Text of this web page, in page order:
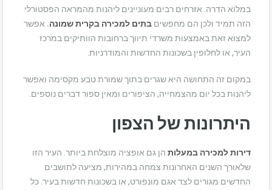
במלוא הדרה. אזרחים רבים מעוניינים ליהנות מהמראה הפסטורלי
הזה תמיד ולכן הם מחפשים בתים למכירה בקרית שמונה. אפשר
למצוא זאת באמצעות משרדי תיווך ברחובות הוותיקים במרכז
העיר, או לחלופין בשכונות החדשות והמודרניות.
במקום זה התחושה היא שגרים בתוך שמורת טבע מקסימה ואפשר
ליהנות בכל יום מהצמחייה, הציפורים ומאין ספור דברים נוספים.
היתרונות של הצפון
דירות למכירה במעלות הן גם אופציה מוצלחת ביותר. העיר הזו
שלאורך השנים האחרונות צמחה במהירות, מציעה לתושבים
החדשים מגורים לצד אגם מונפורט, או בשכונות חדשות בעיר. כל